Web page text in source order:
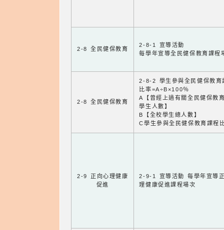
2-8 全民健保教育
2-8-1 宣導活動
每學年宣導全民健保教育課程
2-8 全民健保教育
2-8-2 學生參與全民健保教育
比率=A÷B×100％
A【曾經上過有關全民健保教
學生人數】
B【全校學生總人數】
C學生參與全民健保教育課程
2-9 正向心理健康
促進
2-9-1 宣導活動 每學年宣導
理健康促進課程場次